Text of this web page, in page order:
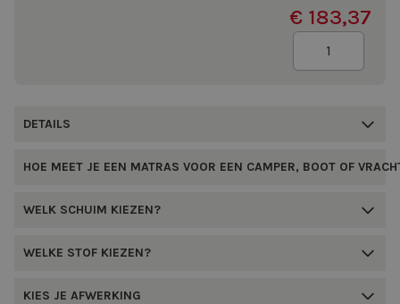
€ 183,37
DETAILS
HOE MEET JE EEN MATRAS VOOR EEN CAMPER, BOOT OF
WELK SCHUIM KIEZEN?
WELKE STOF KIEZEN?
KIES JE AFWERKING